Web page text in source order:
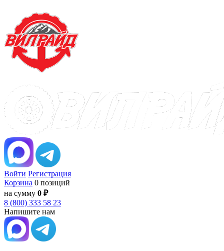
Войти Регистрация
Корзина 0 позиций
на сумму 0 ₽
8 (800) 333 58 23
Напишите нам